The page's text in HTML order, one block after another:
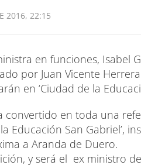
2016, 22:15
en funciones, Isabel
por Juan Vicente
en ‘Ciudad de la
convertido en toda una
Educación San Gabriel’,
a Aranda de Duero.
y será el ex ministro